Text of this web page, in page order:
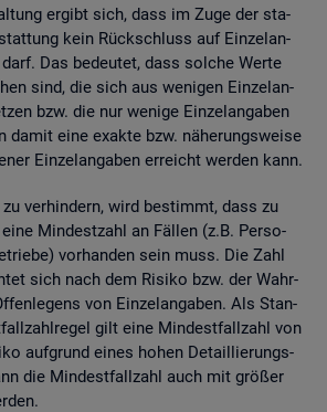
er­gibt sich, dass im Zuge der sta­
kein Rück­schluss auf Ein­zel­an­
Das be­deu­tet, dass sol­che Werte
sind, die sich aus we­ni­gen Ein­zel­an­
bzw. die nur we­ni­ge Ein­zel­an­ga­ben
damit eine ex­ak­te bzw. nä­he­rungs­wei­se
Ein­zel­an­ga­ben er­reicht wer­den kann.
ver­hin­dern, wird be­stimmt, dass zu
Min­dest­zahl an Fäl­len (z.B. Per­so­
vor­han­den sein muss. Die Zahl
sich nach dem Ri­si­ko bzw. der Wahr­
von Ein­zel­an­ga­ben. Als Stan­
gilt eine Min­dest­fall­zahl von
auf­grund eines hohen De­tail­lie­rungs­
die Min­dest­fall­zahl auch mit grö­ßer